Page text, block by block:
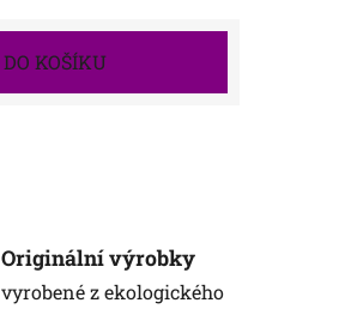
DO KOŠÍKU
Originální výrobky
vyrobené z ekologického